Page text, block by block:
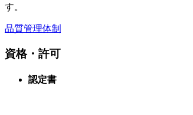
す。
品質管理体制
資格・許可
認定書